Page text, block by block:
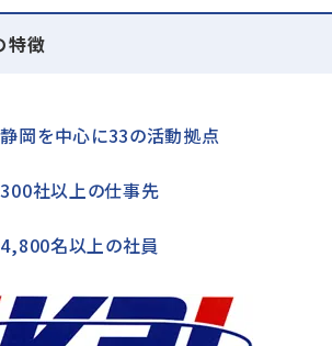
特徴
静岡を中心に33の活動拠点
300社以上の仕事先
4,800名以上の社員